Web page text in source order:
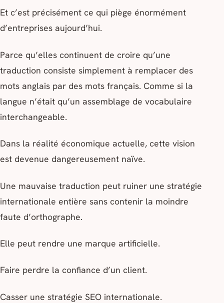
Et c’est précisément ce qui piège énormément
d’entreprises aujourd’hui.
Parce qu’elles continuent de croire qu’une
traduction consiste simplement à remplacer des
mots anglais par des mots français. Comme si la
langue n’était qu’un assemblage de vocabulaire
interchangeable.
Dans la réalité économique actuelle, cette vision
est devenue dangereusement naïve.
Une mauvaise traduction peut ruiner une stratégie
internationale entière sans contenir la moindre
faute d’orthographe.
Elle peut rendre une marque artificielle.
Faire perdre la confiance d’un client.
Casser une stratégie SEO internationale.